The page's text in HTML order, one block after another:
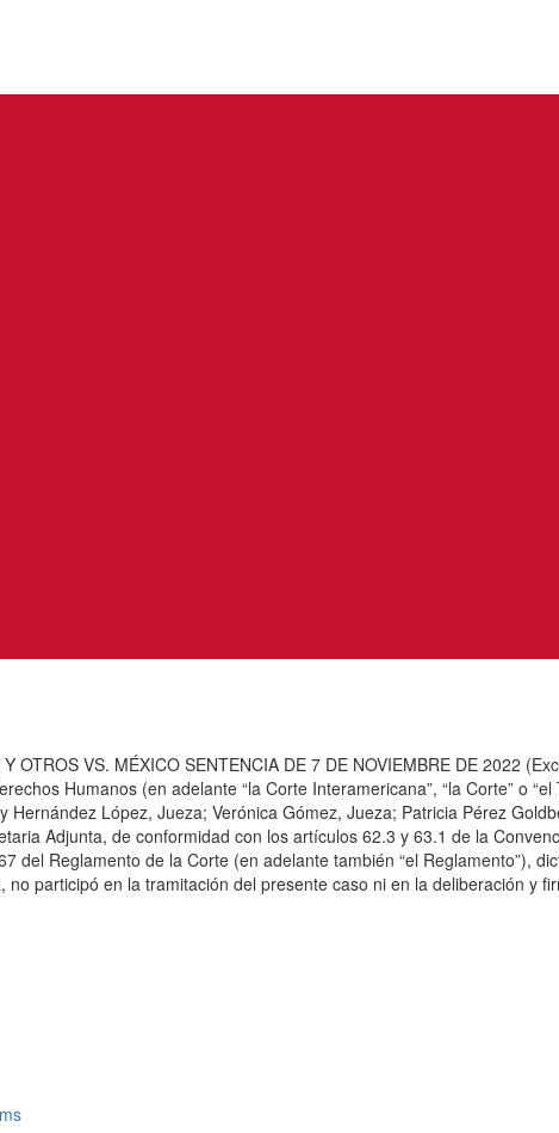
OTROS VS. MÉXICO SENTENCIA DE 7 DE NOVIEMBRE DE 2022
Humanos (en adelante “la Corte Interamericana”, “la Corte” o
López, Jueza; Verónica Gómez, Jueza; Patricia Pérez
Adjunta, de conformidad con los artículos 62.3 y 63.1 de la
del Reglamento de la Corte (en adelante también “el Reglamento”),
participó en la tramitación del presente caso ni en la deliberación y